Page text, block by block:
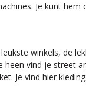
Je kunt
winkels, de
vind je street
Je vind hier